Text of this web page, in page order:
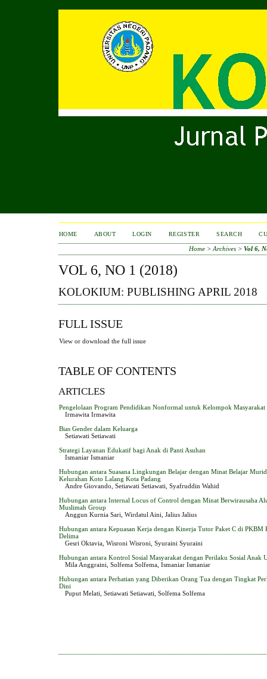
HOME ABOUT LOGIN REGISTER SEARCH
Home> Archives> Vol 6,
VOL 6, NO 1 (2018)
KOLOKIUM: PUBLISHING APRIL 2018
FULL ISSUE
View or download the full issue
TABLE OF CONTENTS
ARTICLES
Pengelolaan Program Pendidikan Nonformal untuk Kelompok Masyarakat
Irmawita Irmawita
Bias Gender dalam Keluarga
Setiawati Setiawati
Strategi Layanan Edukatif bagi Anak di Panti Asuhan
Ismaniar Ismaniar
Hubungan antara Suasana Lingkungan Belajar dengan Minat Belajar
Kelurahan Koto Lalang Kota Padang
Andre Giovando, Setiawati Setiawati, Syafruddin Wahid
Hubungan antara Internal Locus of Control dengan Minat Berwirausaha
Muslimah Group
Anggun Kurnia Sari, Wirdatul Aini, Jalius Jalius
Hubungan antara Kepuasan Kerja dengan Kinerja Tutor Paket C di PKBM
Delima
Gesri Oktavia, Wisroni Wisroni, Syuraini Syuraini
Hubungan antara Kontrol Sosial Masyarakat dengan Perilaku Sosial Anak
Mila Anggraini, Solfema Solfema, Ismaniar Ismaniar
Hubungan antara Perhatian yang Diberikan Orang Tua dengan Tingkat
Dini
Puput Melati, Setiawati Setiawati, Solfema Solfema